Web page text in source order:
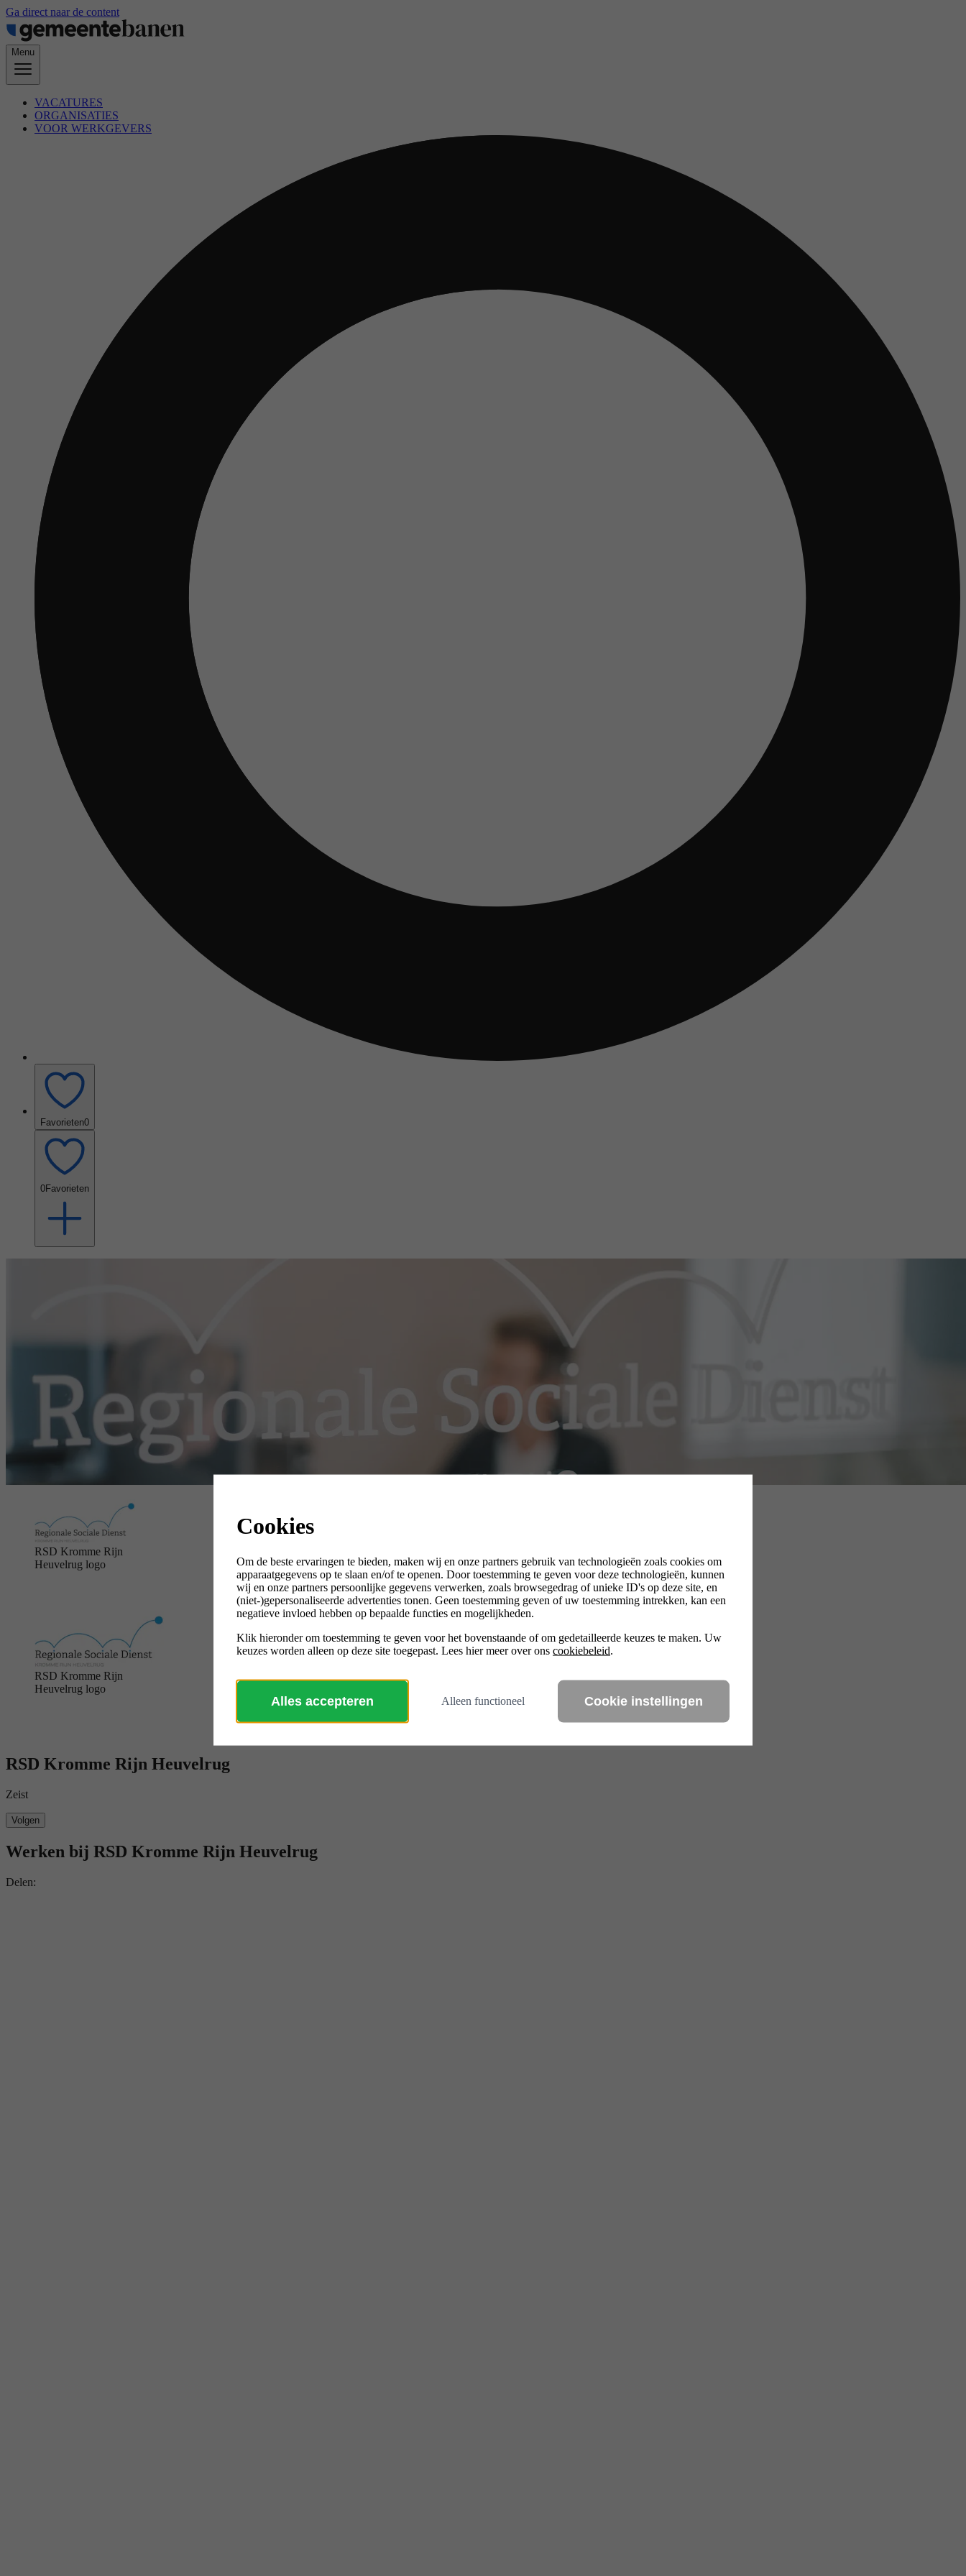
Ga direct naar de content
Menu
VACATURES
ORGANISATIES
VOOR WERKGEVERS
Favorieten0
0Favorieten
RSD Kromme Rijn
Heuvelrug logo
RSD Kromme Rijn
Heuvelrug logo
RSD Kromme Rijn Heuvelrug
Zeist
Volgen
Werken bij RSD Kromme Rijn Heuvelrug
Delen:
Cookies
Om de beste ervaringen te bieden, maken wij en onze partners gebruik van technologieën zoals cookies om
apparaatgegevens op te slaan en/of te openen. Door toestemming te geven voor deze technologieën, kunnen
wij en onze partners persoonlijke gegevens verwerken, zoals browsegedrag of unieke ID's op deze site, en
(niet-)gepersonaliseerde advertenties tonen. Geen toestemming geven of uw toestemming intrekken, kan een
negatieve invloed hebben op bepaalde functies en mogelijkheden.
Klik hieronder om toestemming te geven voor het bovenstaande of om gedetailleerde keuzes te maken. Uw
keuzes worden alleen op deze site toegepast. Lees hier meer over ons cookiebeleid.
Alles accepteren Alleen functioneel Cookie instellingen